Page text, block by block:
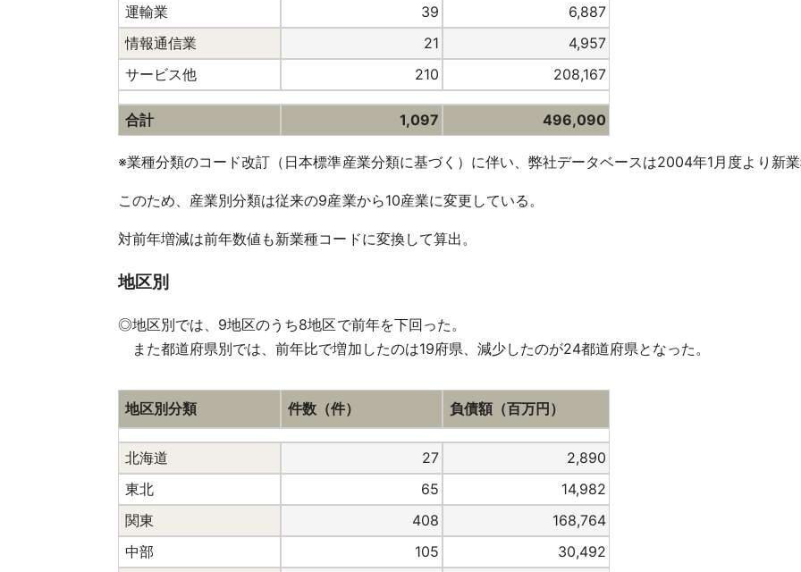
運輸業
39
6,887
情報通信業
21
4,957
サービス他
210 208,167
合計 1,097 496,090
※業種分類のコード改訂（日本標準産業分類に基づく）に伴い、弊社データベースは2004年1月度より新業
このため、産業別分類は従来の9産業から10産業に変更している。
対前年増減は前年数値も新業種コードに変換して算出。
地区別
◎地区別では、9地区のうち8地区で前年を下回った。
また都道府県別では、前年比で増加したのは19府県、減少したのが24都道府県となった。
地区別分類 件数（件） 負債額（百万円）
北海道 27
2,890
東北
65
14,982
関東
408
168,764
中部
105
30,492